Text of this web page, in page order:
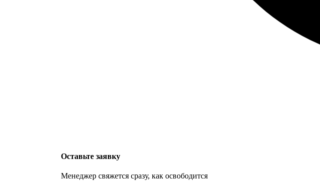
Оставьте заявку
Менеджер свяжется сразу, как освободится